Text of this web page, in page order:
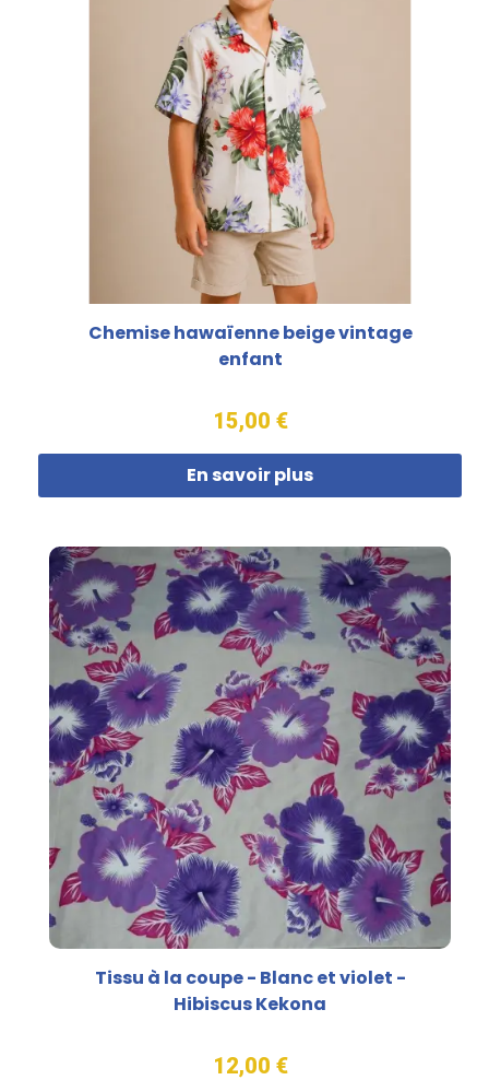
Chemise hawaïenne beige vintage
enfant
15,00 €
En savoir plus
Tissu à la coupe - Blanc et violet -
Hibiscus Kekona
12,00 €